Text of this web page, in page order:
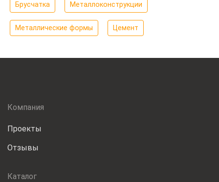
Брусчатка Металлоконструкции
Металлические формы Цемент
Компания
Проекты
Отзывы
Каталог